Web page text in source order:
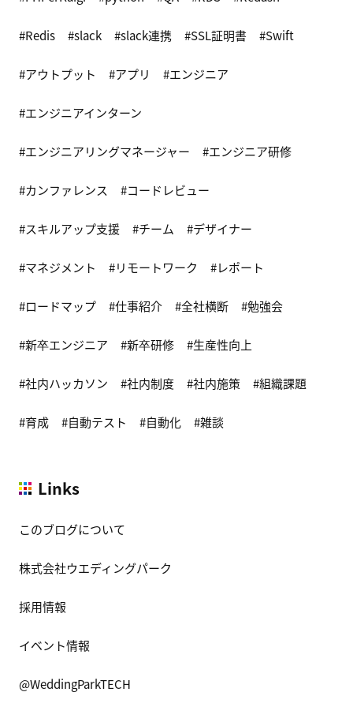
Redis slack slack連携 SSL証明書 Swift
アウトプット アプリ エンジニア
エンジニアインターン
エンジニアリングマネージャー エンジニア研修
カンファレンス コードレビュー
スキルアップ支援 チーム デザイナー
マネジメント リモートワーク レポート
ロードマップ 仕事紹介 全社横断 勉強会
新卒エンジニア 新卒研修 生産性向上
社内ハッカソン 社内制度 社内施策 組織課題
育成 自動テスト 自動化 雑談
Links
このブログについて
株式会社ウエディングパーク
採用情報
イベント情報
@WeddingParkTECH